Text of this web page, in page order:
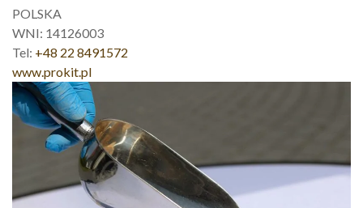
POLSKA
WNI: 14126003
Tel: +48 22 8491572
www.prokit.pl